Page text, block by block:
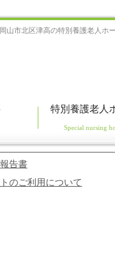
山市北区津高の特別養護老人ホ
特別養護老人
告書
のご利用について